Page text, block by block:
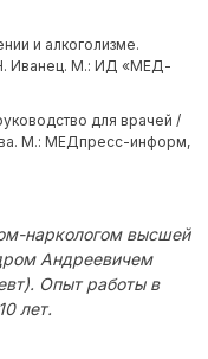
и алкоголизме.
Н. Иванец. М.: ИД «МЕД-
для врачей /
М.: МЕДпресс-информ,
наркологом высшей
Андреевичем
Опыт работы в
лет.